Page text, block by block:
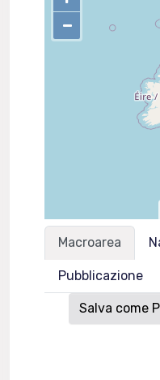
–
Macroarea
Pubblicazione
Salva come